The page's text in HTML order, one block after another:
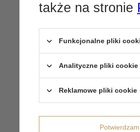
także na stronie
Funkcjonalne pliki
Analityczne pliki cookie
Reklamowe pliki cookie